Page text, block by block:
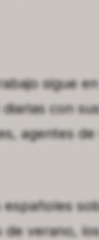
sigue
con
agentes de
verano,